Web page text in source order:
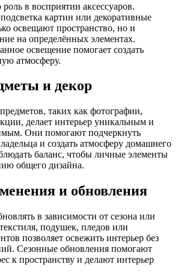
в восприятии аксессуаров.
картин или декоративные
освещают пространство, но и
на определённых элементах.
освещение помогает создать
атмосферу.
и декор
таких как фотографии,
делает интерьер уникальным и
Они помогают подчеркнуть
и создать атмосферу домашнего
баланс, чтобы личные элементы
общего дизайна.
и обновления
в зависимости от сезона или
подушек, пледов или
позволяет освежить интерьер без
Сезонные обновления помогают
к пространству и делают интерьер